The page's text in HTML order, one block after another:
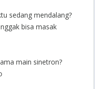
sedang mendalang?
bisa masak
main sinetron?